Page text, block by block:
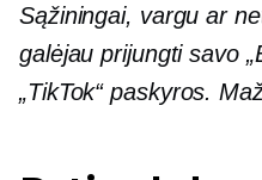
Sąžiningai, vargu ar
galėjau prijungti savo
„TikTok“ paskyros.